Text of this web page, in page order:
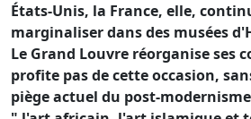
États-Unis, la France, elle,
marginaliser dans des musées
Le Grand Louvre réorganise ses
profite pas de cette occasion,
piège actuel du post-